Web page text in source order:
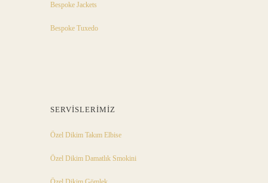
Bespoke Jackets
Bespoke Tuxedo
SERVISLERIMIZ
Özel Dikim Takım Elbise
Özel Dikim Damatlık Smokini